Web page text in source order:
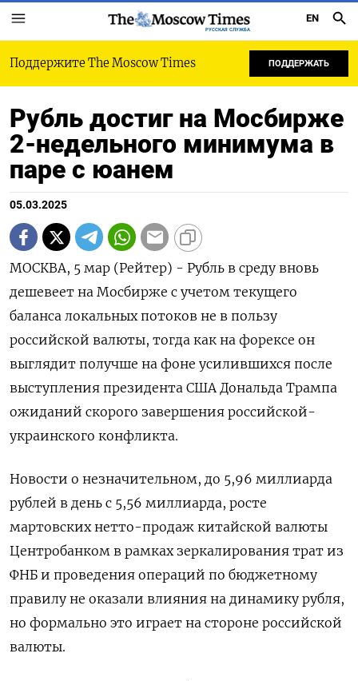
РУССКАЯ СЛУЖБА
EN
Поддержите The Moscow Times ПОДДЕРЖАТЬ
Рубль достиг на Мосбирже
2-недельного минимума в
паре с юанем
05.03.2025
МОСКВА, 5 мар (Рейтер) - Рубль в среду вновь
дешевеет на Мосбирже с учетом текущего
баланса локальных потоков не в пользу
российской валюты, тогда как на форексе он
выглядит получше на фоне усилившихся после
выступления президента США Дональда Трампа
ожиданий скорого завершения российской-
украинского конфликта.
Новости о незначительном, до 5,96 миллиарда
рублей в день с 5,56 миллиарда, росте
мартовских нетто-продаж китайской валюты
Центробанком в рамках зеркалирования трат из
ФНБ и проведения операций по бюджетному
правилу не оказали влияния на динамику рубля,
но формально это играет на стороне российской
валюты.